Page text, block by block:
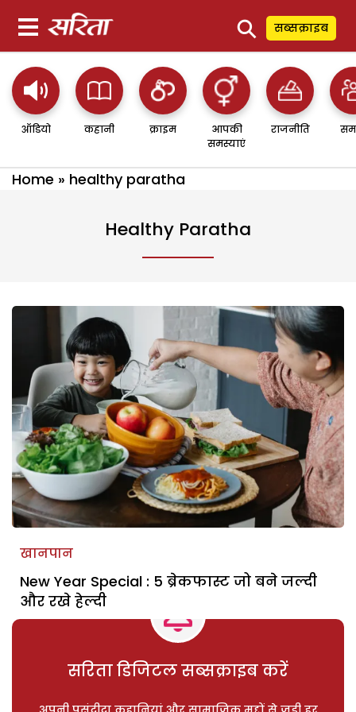
⚲ सब्सक्राइब
ऑडियो कहानी क्राइम
आपकी
समस्याएं
राजनीति
Home » healthy paratha
Healthy Paratha
खानपान
New Year Special : 5 ब्रेकफास्ट जो बने जल्दी
और रखे हेल्दी
सरिता डिजिटल सब्सक्राइब करें